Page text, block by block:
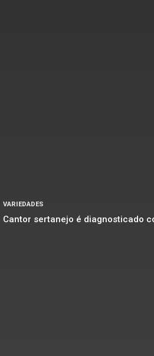
VARIEDADES
Cantor sertanejo é diagnosticado